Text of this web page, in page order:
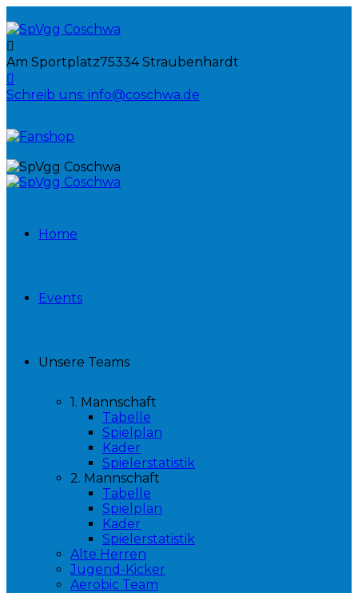
Am Sportplatz75334 Straubenhardt
Schreib uns: info@coschwa.de
Home
Events
Unsere Teams
1. Mannschaft
Tabelle
Spielplan
Kader
Spielerstatistik
2. Mannschaft
Tabelle
Spielplan
Kader
Spielerstatistik
Alte Herren
Jugend-Kicker
Aerobic Team